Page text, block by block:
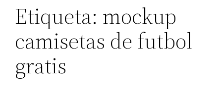
Etiqueta: mockup
camisetas de futbol
gratis